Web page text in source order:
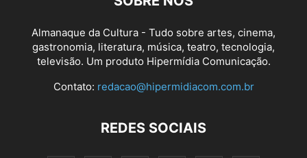
Almanaque da Cultura - Tudo sobre artes, cinema,
gastronomia, literatura, música, teatro, tecnologia,
televisão. Um produto Hipermídia Comunicação.
Contato: redacao@hipermidiacom.com.br
REDES SOCIAIS